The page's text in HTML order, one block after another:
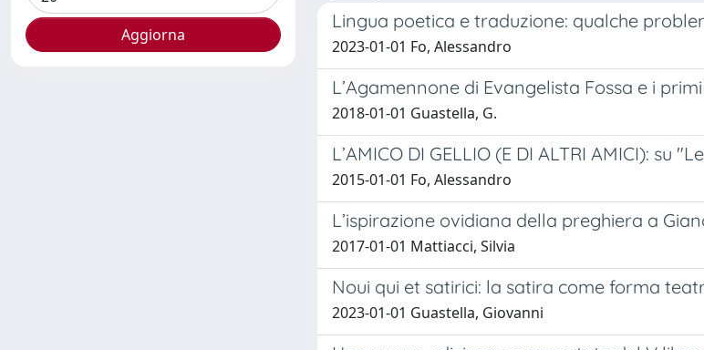
Lingua poetica e traduzione: qualche
2023-01-01 Fo, Alessandro
L’Agamennone di Evangelista Fossa e i
2018-01-01 Guastella, G.
L’AMICO DI GELLIO (E DI ALTRI AMICI): su
2015-01-01 Fo, Alessandro
L’ispirazione ovidiana della preghiera a
2017-01-01 Mattiacci, Silvia
Noui qui et satirici: la satira come forma
2023-01-01 Guastella, Giovanni